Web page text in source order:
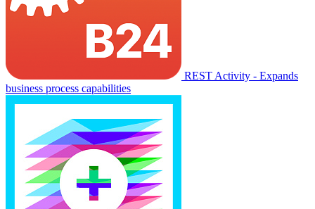
REST Activity - Expands
business process capabilities